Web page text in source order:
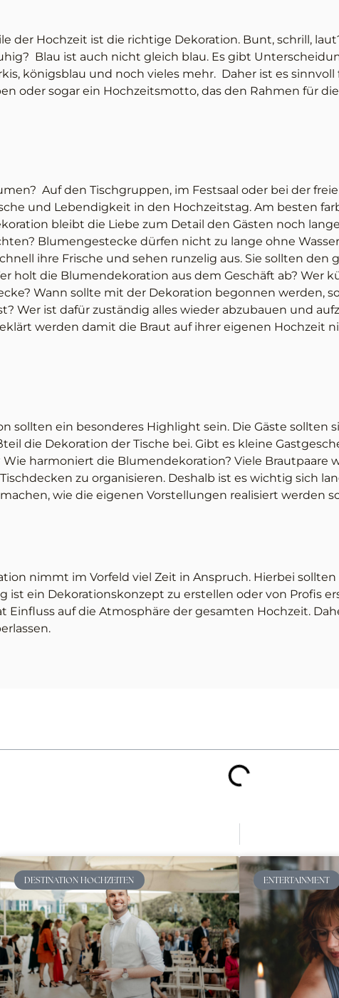
der Hochzeit ist die richtige Dekoration. Bunt, schrill,
Blau ist auch nicht gleich blau. Es gibt
königsblau und noch vieles mehr. Daher ist es sinnvoll
oder sogar ein Hochzeitsmotto, das den Rahmen für die
Auf den Tischgruppen, im Festsaal oder bei der
und Lebendigkeit in den Hochzeitstag. Am besten
bleibt die Liebe zum Detail den Gästen noch
Blumengestecke dürfen nicht zu lange ohne
ihre Frische und sehen runzelig aus. Sie sollten den
holt die Blumendekoration aus dem Geschäft ab? Wer
Wann sollte mit der Dekoration begonnen werden,
Wer ist dafür zuständig alles wieder abzubauen und
werden damit die Braut auf ihrer eigenen Hochzeit
sollten ein besonderes Highlight sein. Die Gäste sollten
die Dekoration der Tische bei. Gibt es kleine
harmoniert die Blumendekoration? Viele Brautpaare
zu organisieren. Deshalb ist es wichtig sich
wie die eigenen Vorstellungen realisiert werden
nimmt im Vorfeld viel Zeit in Anspruch. Hierbei sollten
ist ein Dekorationskonzept zu erstellen oder von Profis
Einfluss auf die Atmosphäre der gesamten Hochzeit.
DESTINATION HOCHZEITEN ENTERTAINMENT